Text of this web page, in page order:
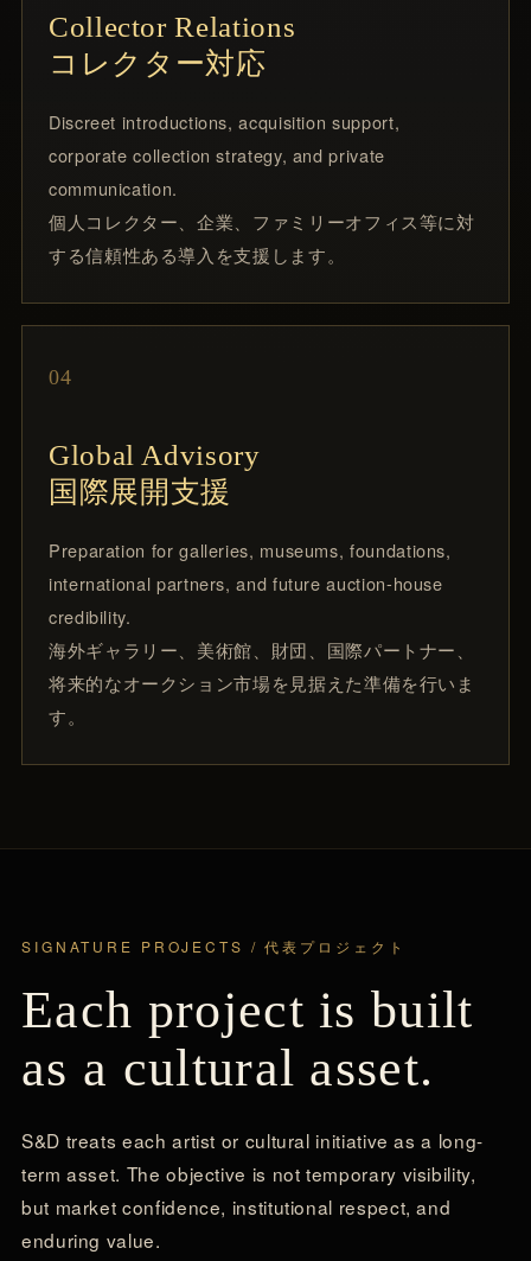
Collector Relations
コレクター対応
Discreet introductions, acquisition support,
corporate collection strategy, and private
communication.
個人コレクター、企業、ファミリーオフィス等に対
する信頼性ある導入を支援します。
04
Global Advisory
国際展開支援
Preparation for galleries, museums, foundations,
international partners, and future auction-house
credibility.
海外ギャラリー、美術館、財団、国際パートナー、
将来的なオークション市場を見据えた準備を行いま
す。
SIGNATURE PROJECTS / 代表プロジェクト
Each project is built
as a cultural asset.
S&D treats each artist or cultural initiative as a long-
term asset. The objective is not temporary visibility,
but market confidence, institutional respect, and
enduring value.